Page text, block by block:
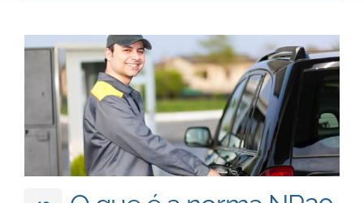
Mexico
Español
India
Asia Pacific
Australia
中国
South East Asia